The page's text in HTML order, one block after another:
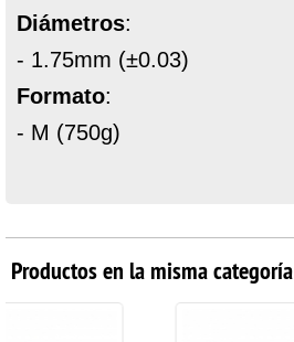
Diámetros:
- 1.75mm (±0.03)
Formato:
- M (750g)
Productos en la misma categoría